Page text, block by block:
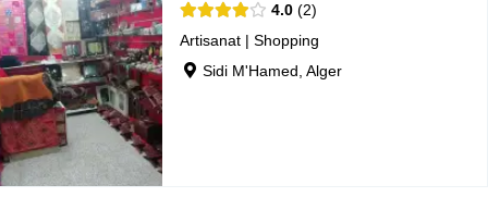
4.0
2
Artisanat |Shopping
Sidi M'Hamed, Alger